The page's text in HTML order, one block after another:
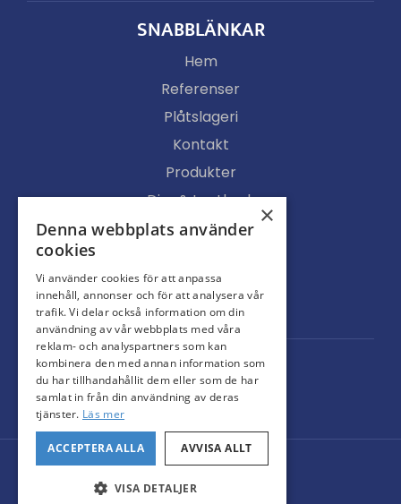
SNABBLÄNKAR
Hem
Referenser
Plåtslageri
Kontakt
Produkter
Djur & Lantbruk
Köpvillkor
Ljusgenomsläpp
Portar
© Svarteborgs Plåt AB
Administration
×
Denna webbplats använder
cookies
Vi använder cookies för att anpassa
innehåll, annonser och för att analysera vår
trafik. Vi delar också information om din
användning av vår webbplats med våra
reklam- och analyspartners som kan
kombinera den med annan information som
du har tillhandahållit dem eller som de har
samlat in från din användning av deras
tjänster. Läs mer
ACCEPTERA ALLA AVVISA ALLT
VISA DETALJER